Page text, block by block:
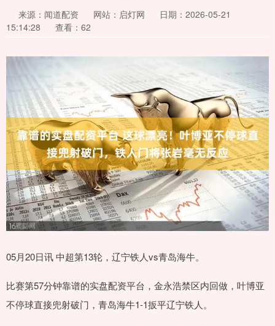
来源：闻道配资 网站：启灯网
日期：2026-05-21
15:14:28
查看：62
05月20日讯 中超第13轮，辽宁铁人vs青岛海牛。
比赛第57分钟靠谱的实盘配资平台，金永浩禁区内回做，叶博亚
不停球直接兜射破门，青岛海牛1-1扳平辽宁铁人。